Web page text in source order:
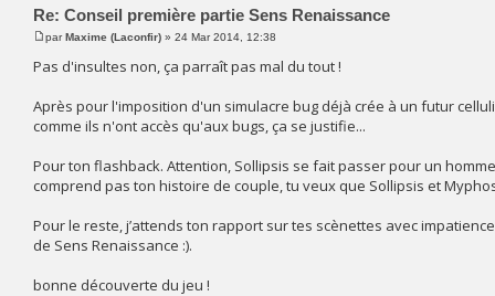
Re: Conseil première partie Sens Renaissance
parMaxime (Laconfir) » 24 Mar 2014, 12:38
Pas d'insultes non, ça parraît pas mal du tout !
Après pour l'imposition d'un simulacre bug déjà crée à un futur
comme ils n'ont accès qu'aux bugs, ça se justifie...
Pour ton flashback. Attention, Sollipsis se fait passer pour un
comprend pas ton histoire de couple, tu veux que Sollipsis et
Pour le reste, j’attends ton rapport sur tes scènettes avec
de Sens Renaissance :).
bonne découverte du jeu !